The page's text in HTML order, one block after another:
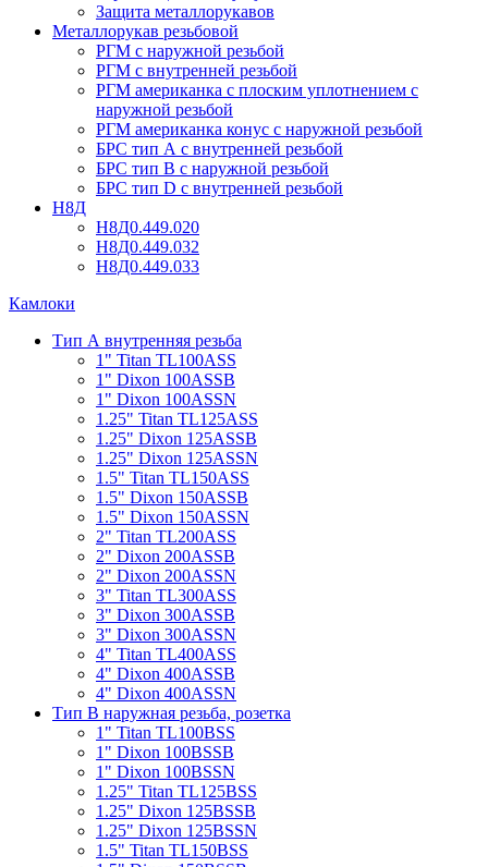
Защита металлорукавов
Металлорукав резьбовой
РГМ с наружной резьбой
РГМ с внутренней резьбой
РГМ американка с плоским уплотнением с
наружной резьбой
РГМ американка конус с наружной резьбой
БРС тип А с внутренней резьбой
БРС тип В с наружной резьбой
БРС тип D с внутренней резьбой
Н8Д
Н8Д0.449.020
Н8Д0.449.032
Н8Д0.449.033
Камлоки
Тип А внутренняя резьба
1" Titan TL100ASS
1" Dixon 100ASSB
1" Dixon 100ASSN
1.25" Titan TL125ASS
1.25" Dixon 125ASSB
1.25" Dixon 125ASSN
1.5" Titan TL150ASS
1.5" Dixon 150ASSB
1.5" Dixon 150ASSN
2" Titan TL200ASS
2" Dixon 200ASSB
2" Dixon 200ASSN
3" Titan TL300ASS
3" Dixon 300ASSB
3" Dixon 300ASSN
4" Titan TL400ASS
4" Dixon 400ASSB
4" Dixon 400ASSN
Тип B наружная резьба, розетка
1" Titan TL100BSS
1" Dixon 100BSSB
1" Dixon 100BSSN
1.25" Titan TL125BSS
1.25" Dixon 125BSSB
1.25" Dixon 125BSSN
1.5" Titan TL150BSS